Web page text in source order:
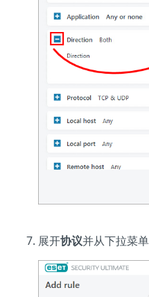
展开协议并从下拉菜